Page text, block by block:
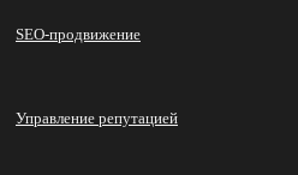
SEO-продвижение
Управление репутацией